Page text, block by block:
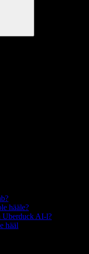
hääle?
Uberduck AI-l?
hääl